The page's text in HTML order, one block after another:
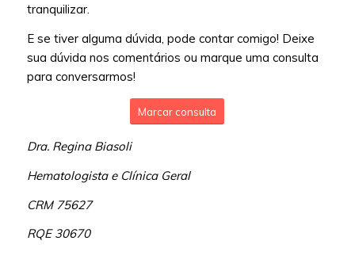
tranquilizar.
E se tiver alguma dúvida, pode contar comigo! Deixe
sua dúvida nos comentários ou marque uma consulta
para conversarmos!
Marcar consulta
Dra. Regina Biasoli
Hematologista e Clínica Geral
CRM 75627
RQE 30670